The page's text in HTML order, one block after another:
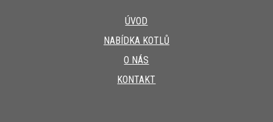
ÚVOD
NABÍDKA KOTLŮ
O NÁS
KONTAKT